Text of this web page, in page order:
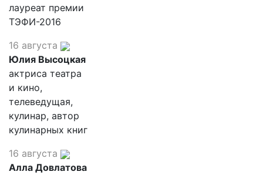
лауреат премии
ТЭФИ-2016
16 августа
Юлия Высоцкая
актриса театра
и кино,
телеведущая,
кулинар, автор
кулинарных книг
16 августа
Алла Довлатова